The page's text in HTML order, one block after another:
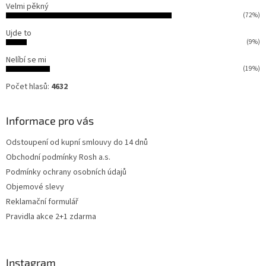
Velmi pěkný
(72%)
Ujde to
(9%)
Nelíbí se mi
(19%)
Počet hlasů: 4632
Informace pro vás
Odstoupení od kupní smlouvy do 14 dnů
Obchodní podmínky Rosh a.s.
Podmínky ochrany osobních údajů
Objemové slevy
Reklamační formulář
Pravidla akce 2+1 zdarma
Instagram